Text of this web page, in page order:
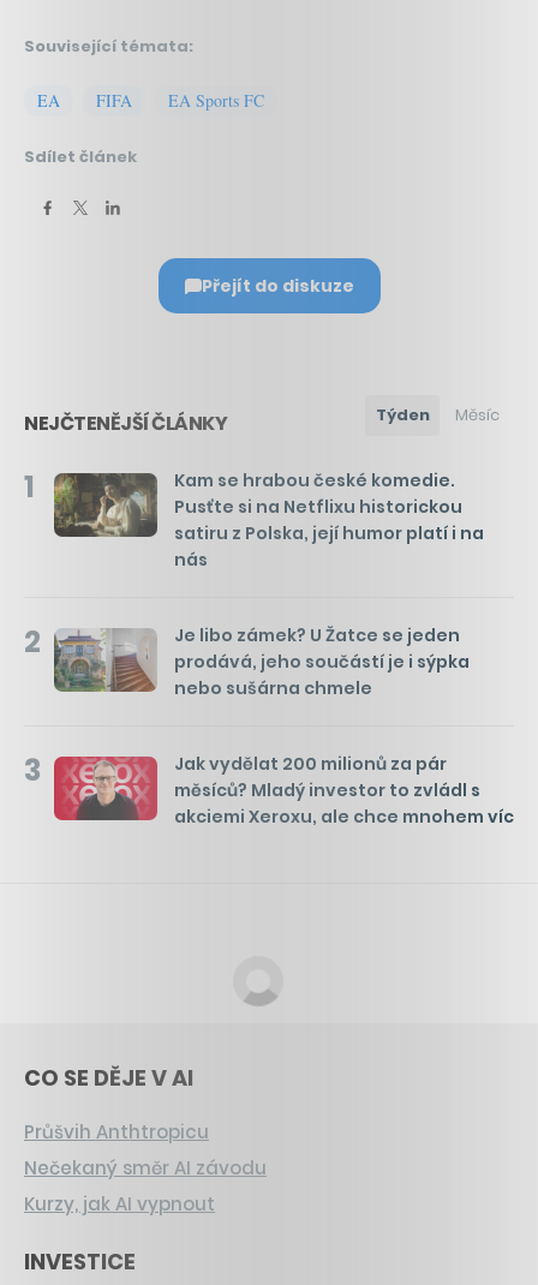
Související témata:
EA FIFA EA Sports FC
Sdílet článek
Přejít do diskuze
NEJČTENĚJŠÍ ČLÁNKY Týden Měsíc
1
Kam se hrabou české komedie.
Pusťte si na Netflixu historickou
satiru z Polska, její humor platí i na
nás
2
Je libo zámek? U Žatce se jeden
prodává, jeho součástí je i sýpka
nebo sušárna chmele
3
Jak vydělat 200 milionů za pár
měsíců? Mladý investor to zvládl s
akciemi Xeroxu, ale chce mnohem víc
CO SE DĚJE V AI
Průšvih Anthtropicu
Nečekaný směr AI závodu
Kurzy, jak AI vypnout
INVESTICE